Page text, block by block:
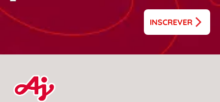
INSCREVER